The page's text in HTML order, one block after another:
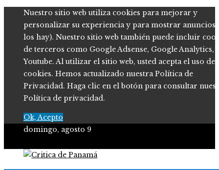
Nuestro sitio web utiliza cookies para mejorar y
personalizar su experiencia y para mostrar anuncios
los hay). Nuestro sitio web también puede incluir
de terceros como Google Adsense, Google Analytics,
Youtube. Al utilizar el sitio web, usted acepta el uso de
cookies. Hemos actualizado nuestra Política de
Privacidad. Haga clic en el botón para consultar
Política de privacidad.
Ok, Acepto
domingo, agosto 9